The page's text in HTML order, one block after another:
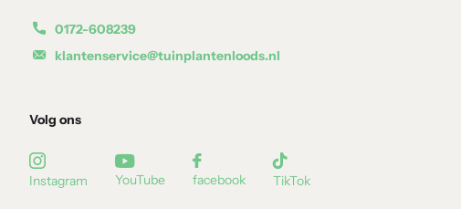
0172-608239
klantenservice@tuinplantenloods.nl
Volg ons
Instagram YouTube facebook TikTok